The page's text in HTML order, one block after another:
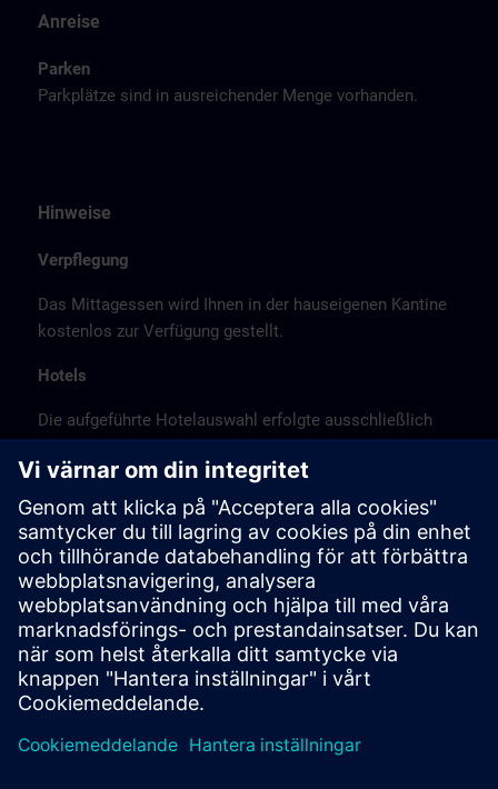
Anreise
Parken
Parkplätze sind in ausreichender Menge vorhanden.
Hinweise
Verpflegung
Das Mittagessen wird Ihnen in der hauseigenen Kantine
kostenlos zur Verfügung gestellt.
Hotels
Die aufgeführte Hotelauswahl erfolgte ausschließlich
der günstigen Verkehrsanbindung zum
Veranstaltungsort.
Es handelt sich hierbei nicht um Siemens-
Vertragshotels, daher können wir für die Qualität der
Hotels keine Gewähr übernehmen.
Stornierung
Bitte stornieren Sie schriftlich.